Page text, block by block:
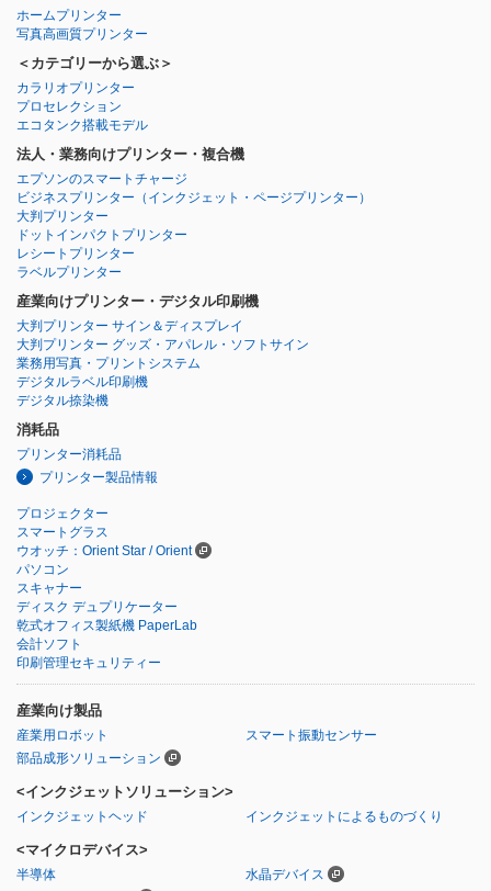
ホームプリンター
写真高画質プリンター
＜カテゴリーから選ぶ＞
カラリオプリンター
プロセレクション
エコタンク搭載モデル
法人・業務向けプリンター・複合機
エプソンのスマートチャージ
ビジネスプリンター （インクジェット・ページプリンター）
大判プリンター
ドットインパクトプリンター
レシートプリンター
ラベルプリンター
産業向けプリンター・デジタル印刷機
大判プリンター サイン＆ディスプレイ
大判プリンター グッズ・アパレル・ソフトサイン
業務用写真・プリントシステム
デジタルラベル印刷機
デジタル捺染機
消耗品
プリンター消耗品
プリンター製品情報
プロジェクター
スマートグラス
ウオッチ：Orient Star / Orient
パソコン
スキャナー
ディスク デュプリケーター
乾式オフィス製紙機 PaperLab
会計ソフト
印刷管理セキュリティー
産業向け製品
産業用ロボット
スマート振動センサー
部品成形ソリューション
<インクジェットソリューション>
インクジェットヘッド インクジェットによるものづくり
<マイクロデバイス>
半導体 水晶デバイス